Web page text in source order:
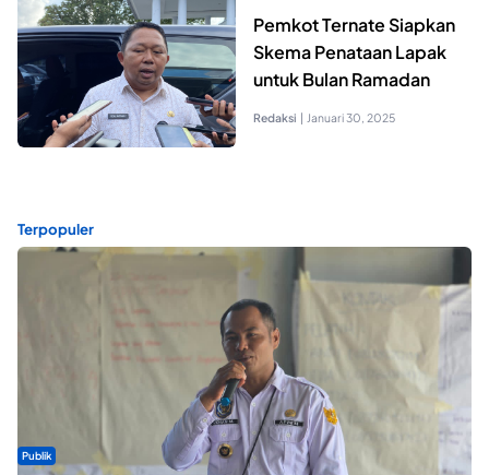
Pemkot Ternate Siapkan
Skema Penataan Lapak
untuk Bulan Ramadan
Redaksi | Januari 30, 2025
Terpopuler
Publik